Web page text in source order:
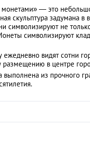
— это
скульптура задумана
символизируют не
символизируют
ежедневно видят сотни
размещению в центре
выполнена из прочного